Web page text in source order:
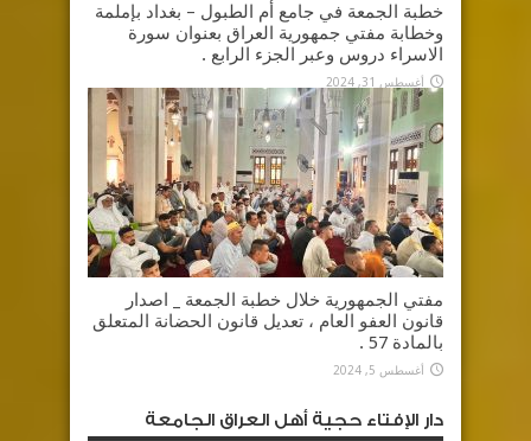
خطبة الجمعة في جامع أم الطبول – بغداد بإملمة
وخطابة مفتي جمهورية العراق بعنوان سورة
الاسراء دروس وعبر الجزء الرابع .
أغسطس 31, 2024
مفتي الجمهورية خلال خطبة الجمعة _ اصدار
قانون العفو العام ، تعديل قانون الحضانة المتعلق
بالمادة 57 .
أغسطس 5, 2024
دار الإفتاء حجية أهل العراق الجامعة